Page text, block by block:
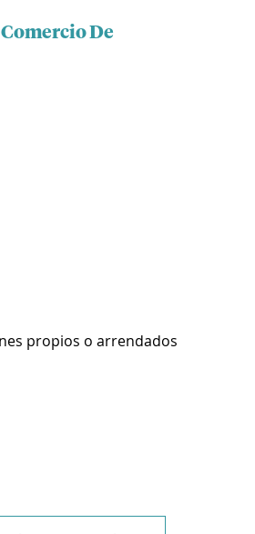
De
propios o arrendados